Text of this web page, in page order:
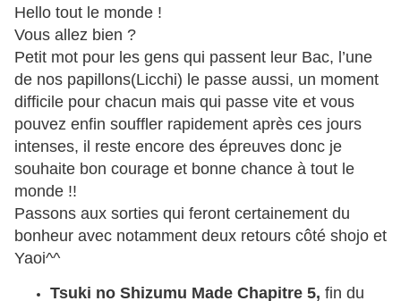
Hello tout le monde !
Vous allez bien ?
Petit mot pour les gens qui passent leur Bac, l’une
de nos papillons(Licchi) le passe aussi, un moment
difficile pour chacun mais qui passe vite et vous
pouvez enfin souffler rapidement après ces jours
intenses, il reste encore des épreuves donc je
souhaite bon courage et bonne chance à tout le
monde !!
Passons aux sorties qui feront certainement du
bonheur avec notamment deux retours côté shojo et
Yaoi^^
Tsuki no Shizumu Made Chapitre 5, fin du